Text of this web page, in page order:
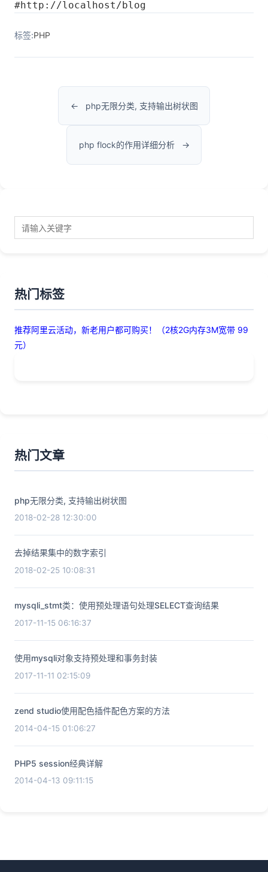
#http: //localhost/blog
标签:PHP
php无限分类, 支持输出树状图
php flock的作用详细分析
热门标签
推荐阿里云活动，新老用户都可购买！（2核2G内存3M宽带 99
元）
热门文章
php无限分类, 支持输出树状图
2018-02-28 12:30:00
去掉结果集中的数字索引
2018-02-25 10:08:31
mysqli_stmt类：使用预处理语句处理SELECT查询结果
2017-11-15 06:16:37
使用mysqli对象支持预处理和事务封装
2017-11-11 02:15:09
zend studio使用配色插件配色方案的方法
2014-04-15 01:06:27
PHP5 session经典详解
2014-04-13 09:11:15